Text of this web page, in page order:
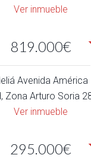
Ver inmueble
819.000€
Avenida América
Zona Arturo Soria
Ver inmueble
295.000€